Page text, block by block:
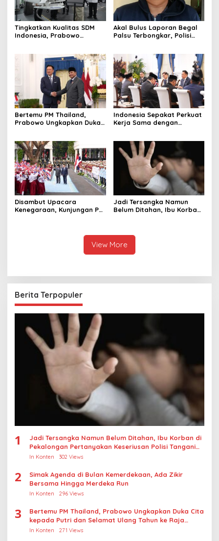
Tingkatkan Kualitas SDM
Indonesia, Prabowo
Terbaik Dunia
Akal Bulus Laporan Begal
Palsu Terbongkar, Polisi
Bertemu PM Thailand,
Prabowo Ungkapkan Duka
Raja Thailand
Indonesia Sepakat Perkuat
Kerja Sama dengan
Disambut Upacara
Kenegaraan, Kunjungan PM
Jadi Tersangka Namun
Belum Ditahan, Ibu Korban
Anaknya Hamil
View More
Berita Terpopuler
1
Jadi Tersangka Namun Belum Ditahan, Ibu Korban di
Pekalongan Pertanyakan Keseriusan Polisi Tangani
Kasus Rudapksa Sampai Anaknya Hamil
In Konten 302 Views
2
Simak Agenda di Bulan Kemerdekaan, Ada Zikir
Bersama Hingga Merdeka Run
In Konten 296 Views
3
Bertemu PM Thailand, Prabowo Ungkapkan Duka Cita
kepada Putri dan Selamat Ulang Tahun ke Raja
Thailand
In Konten 271 Views